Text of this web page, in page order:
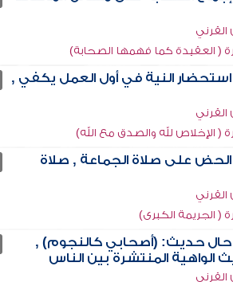
( العقيدة كما فهمها الصحابة)
استحضار النية في أول العمل يكفي ,
الإخلاص لله والصدق مع الله)
الحض على صلاة الجماعة , صلاة
الجريمة الكبرى)
حال حديث: (أصحابي كالنجوم) ,
الواهية المنتشرة بين الناس